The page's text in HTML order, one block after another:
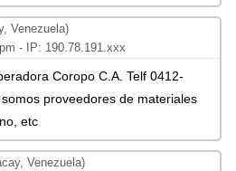
Venezuela)
- IP: 190.78.191.xxx
Coropo C.A. Telf 0412-
proveedores de materiales
etc
Venezuela)